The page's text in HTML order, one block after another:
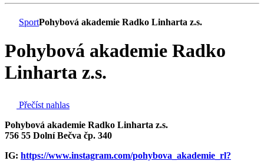
SportPohybová akademie Radko Linharta z.s.
Pohybová akademie Radko
Linharta z.s.
Přečíst nahlas
Pohybová akademie Radko Linharta z.s.
756 55 Dolní Bečva čp. 340
IG: https://www.instagram.com/pohybova_akademie_rl?